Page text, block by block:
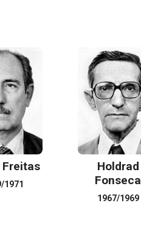
1971
Holdrad
Fonseca
1967/1969